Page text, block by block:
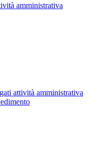
amministrativa
attività amministrativa